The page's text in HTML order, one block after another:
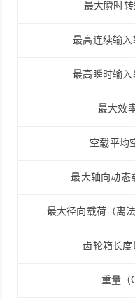
最大瞬时
最高连续输入
最高瞬时输入
最大效
空载平均
最大轴向动态
最大径向载荷（离
齿轮箱长度
重量（